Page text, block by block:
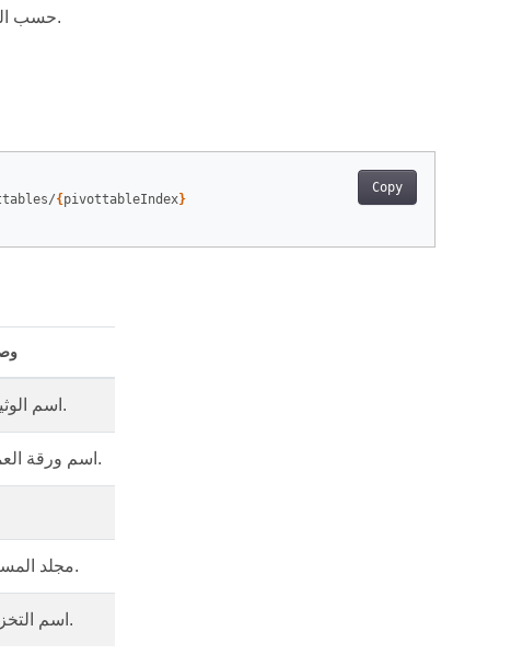
حسب الفهرس.
Copy
{ pivottableIndex}
اسم الوثيقة.
اسم ورقة العمل.
مجلد المستند.
اسم التخزين.